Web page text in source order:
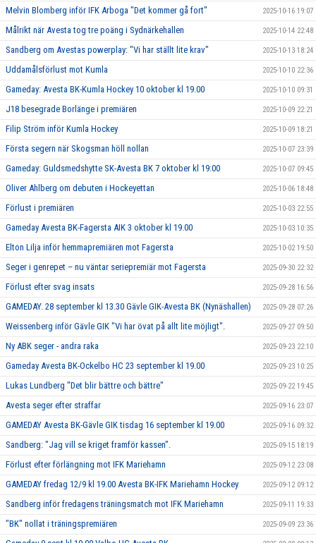
Melvin Blomberg inför IFK Arboga "Det kommer gå fort" 2025-10-16 19:07
Målrikt när Avesta tog tre poäng i Sydnärkehallen 2025-10-14 22:48
Sandberg om Avestas powerplay: "Vi har ställt lite krav" 2025-10-13 18:24
Uddamålsförlust mot Kumla 2025-10-10 22:36
Gameday: Avesta BK-Kumla Hockey 10 oktober kl 19.00 2025-10-10 09:31
J18 besegrade Borlänge i premiären 2025-10-09 22:21
Filip Ström inför Kumla Hockey 2025-10-09 18:21
Första segern när Skogsman höll nollan 2025-10-07 23:39
Gameday: Guldsmedshytte SK-Avesta BK 7 oktober kl 19:00 2025-10-07 09:45
Oliver Ahlberg om debuten i Hockeyettan 2025-10-06 18:48
Förlust i premiären 2025-10-03 22:55
Gameday Avesta BK-Fagersta AIK 3 oktober kl 19.00 2025-10-03 10:35
Elton Lilja inför hemmapremiären mot Fagersta 2025-10-02 19:50
Seger i genrepet – nu väntar seriepremiär mot Fagersta 2025-09-30 22:32
Förlust efter svag insats 2025-09-28 16:56
GAMEDAY. 28 september kl 13.30 Gävle GIK-Avesta BK (Nynäshallen) 2025-09-28 07:26
Weissenberg inför Gävle GIK "Vi har övat på allt lite möjligt". 2025-09-27 09:50
Ny ABK seger - andra raka 2025-09-23 22:10
Gameday Avesta BK-Ockelbo HC 23 september kl 19.00 2025-09-23 10:25
Lukas Lundberg "Det blir bättre och bättre" 2025-09-22 19:45
Avesta seger efter straffar 2025-09-16 23:07
GAMEDAY Avesta BK-Gävle GIK tisdag 16 september kl 19.00 2025-09-16 09:32
Sandberg: "Jag vill se kriget framför kassen". 2025-09-15 18:19
Förlust efter förlängning mot IFK Mariehamn 2025-09-12 23:08
GAMEDAY fredag 12/9 kl 19.00 Avesta BK-IFK Mariehamn Hockey 2025-09-12 09:12
Sandberg inför fredagens träningsmatch mot IFK Mariehamn 2025-09-11 19:33
"BK" nollat i träningspremiären 2025-09-09 23:36